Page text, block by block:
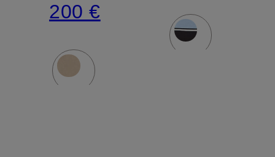
200 €